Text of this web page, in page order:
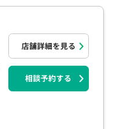
店舗詳細を見る
相談予約する